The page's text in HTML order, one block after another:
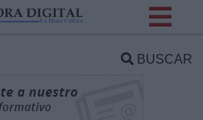
BUSCAR